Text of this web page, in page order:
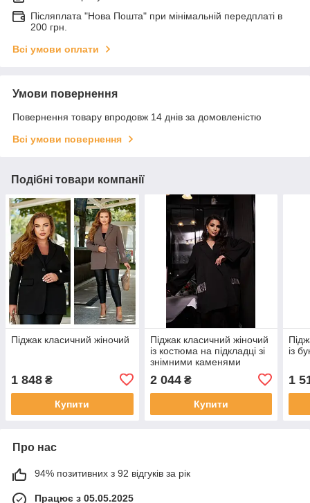
Післяплата "Нова Пошта" при мінімальній передплаті в
200 грн.
Всі умови оплати
Умови повернення
Повернення товару впродовж 14 днів за домовленістю
Всі умови повернення
Подібні товари компанії
Піджак класичний жіночий
1 848 ₴
Купити
Піджак класичний жіночий
із костюма на підкладці зі
знімними каменями
2 044₴
Купити
із
1
Про нас
94% позитивних з 92 відгуків за рік
Працює з 05.05.2025